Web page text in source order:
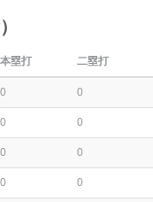
本塁打 二塁打
0 0
0 0
0 0
0 0